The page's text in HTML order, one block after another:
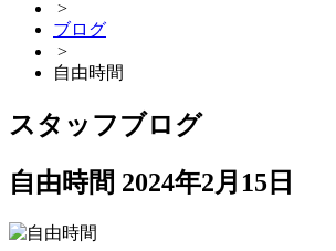
>
ブログ
>
自由時間
スタッフブログ
自由時間 2024年2月15日